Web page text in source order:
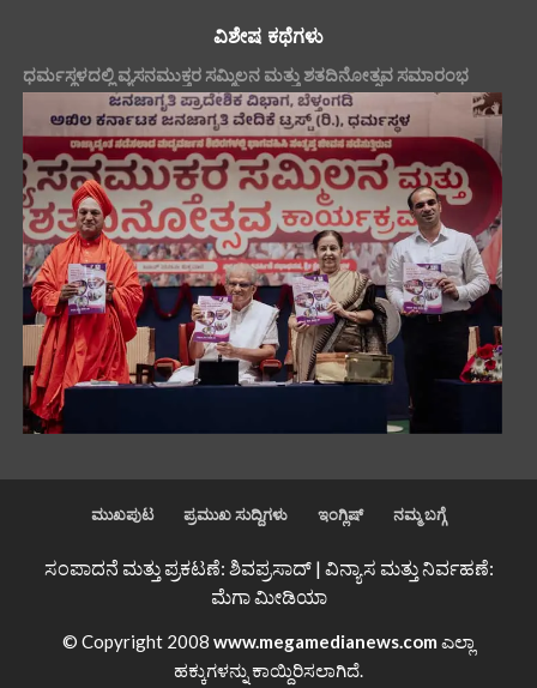
ವಿಶೇಷ ಕಥೆಗಳು
ಧರ್ಮಸ್ಥಳದಲ್ಲಿ ವ್ಯಸನಮುಕ್ತರ ಸಮ್ಮಿಲನ ಮತ್ತು ಶತದಿನೋತ್ಸವ ಸಮಾರಂಭ
ಮುಖಪುಟ ಪ್ರಮುಖ ಸುದ್ದಿಗಳು ಇಂಗ್ಲಿಷ್ ನಮ್ಮ ಬಗ್ಗೆ
ಸಂಪಾದನೆ ಮತ್ತು ಪ್ರಕಟಣೆ: ಶಿವಪ್ರಸಾದ್ | ವಿನ್ಯಾಸ ಮತ್ತು ನಿರ್ವಹಣೆ:
ಮೆಗಾ ಮೀಡಿಯಾ
© Copyright 2008 www.megamedianews.com ಎಲ್ಲಾ
ಹಕ್ಕುಗಳನ್ನು ಕಾಯ್ದಿರಿಸಲಾಗಿದೆ.